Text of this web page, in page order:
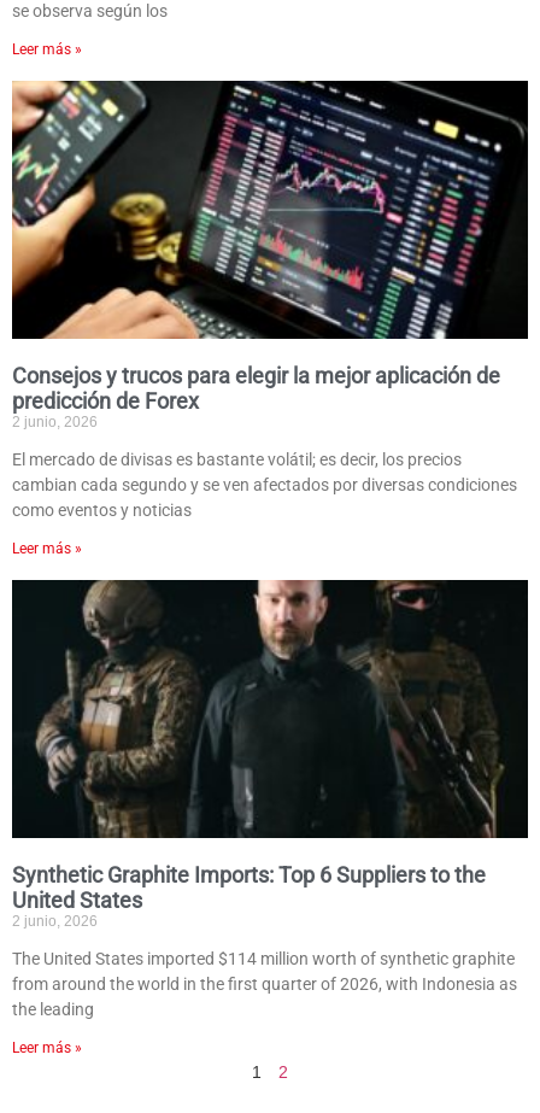
se observa según los
Leer más »
Consejos y trucos para elegir la mejor aplicación de
predicción de Forex
2 junio, 2026
El mercado de divisas es bastante volátil; es decir, los precios
cambian cada segundo y se ven afectados por diversas condiciones
como eventos y noticias
Leer más »
Synthetic Graphite Imports: Top 6 Suppliers to the
United States
2 junio, 2026
The United States imported $114 million worth of synthetic graphite
from around the world in the first quarter of 2026, with Indonesia as
the leading
Leer más »
1 2